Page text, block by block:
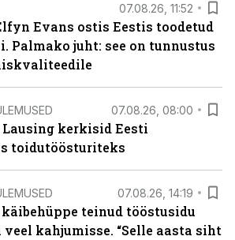
07.08.26, 11:52
Evans ostis Eestis toodetud
Palmako juht: see on tunnustus
07.08.26, 08:00
Lausing kerkisid Eesti
toidutöösturiteks
07.08.26, 14:19
käibehüppe teinud tööstusidu
kahjumisse. “Selle aasta siht